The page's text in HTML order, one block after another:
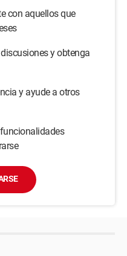
con aquellos que
y obtenga
y ayude a otros